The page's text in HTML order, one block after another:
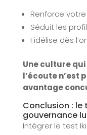
Renforce
Séduit les
Fidélise dès
Une culture
l’écoute n’est
avantage
Conclusion : le
gouvernance
Intégrer le test